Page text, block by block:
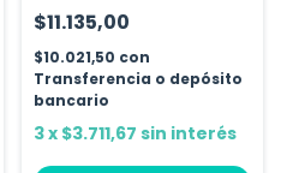
$11.135,00
$10.021,50 con
Transferencia o depósito
bancario
3x $3.711,67 sin interés